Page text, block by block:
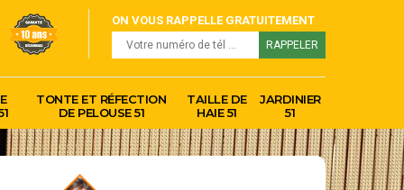
ON VOUS RAPPELLE GRATUITEMENT
TONTE ET RÉFECTION
DE PELOUSE 51
TAILLE DE
HAIE 51
JARDINIER
51